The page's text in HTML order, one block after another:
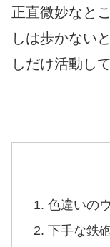
正直微妙なと
しは歩かない
しだけ活動し
色違いの
下手な鉄